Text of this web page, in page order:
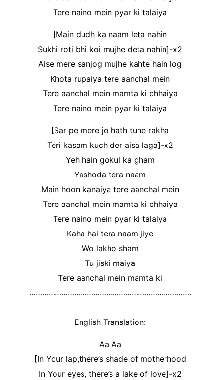
Tere naino mein pyar ki talaiya
[Main dudh ka naam leta nahin
Sukhi roti bhi koi mujhe deta nahin]-x2
Aise mere sanjog mujhe kahte hain log
Khota rupaiya tere aanchal mein
Tere aanchal mein mamta ki chhaiya
Tere naino mein pyar ki talaiya
[Sar pe mere jo hath tune rakha
Teri kasam kuch der aisa laga]-x2
Yeh hain gokul ka gham
Yashoda tera naam
Main hoon kanaiya tere aanchal mein
Tere aanchal mein mamta ki chhaiya
Tere naino mein pyar ki talaiya
Kaha hai tera naam jiye
Wo lakho sham
Tu jiski maiya
Tere aanchal mein mamta ki
………………………………………………………………….
English Translation:
Aa Aa
[In Your lap,there’s shade of motherhood
In Your eyes, there’s a lake of love]-x2